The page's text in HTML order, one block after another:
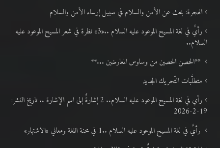
الهجرة: بحث عن الأمن والسلام في سبيل إرساء الأمن والسلام
رأيٌ في لغة المسيح الموعود عليه السلام ..«3» نظرة في شعر المسيح الموعود عليه
السلام..
**الحصن الحصين من وساوس المعارضين ...**
متطلَّبات التّحريك الجديد
رأي في لغة المسيح الموعود عليه السلام.. 2 إشارةٌ إلى اسم الإشارة .. تاريخ النشر:
19-2-2026
رأيٌ في لغة المسيح الموعود عليه السلام ..1 في محنة اللغة ومعاني «الاشتهار»